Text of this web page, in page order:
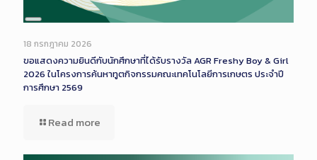
Long
Description
18 กรกฎาคม 2026
ขอแสดงความยินดีกับนักศึกษาที่ได้รับรางวัล AGR Freshy Boy & Girl
2026 ในโครงการค้นหาทูตกิจกรรมคณะเทคโนโลยีการเกษตร ประจำปี
การศึกษา 2569
Read more